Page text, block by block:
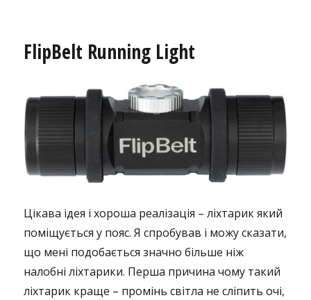
FlipBelt Running Light
Цікава ідея і хороша реалізація – ліхтарик який
поміщується у пояс. Я спробував і можу сказати,
що мені подобається значно більше ніж
налобні ліхтарики. Перша причина чому такий
ліхтарик краще – промінь світла не сліпить очі,